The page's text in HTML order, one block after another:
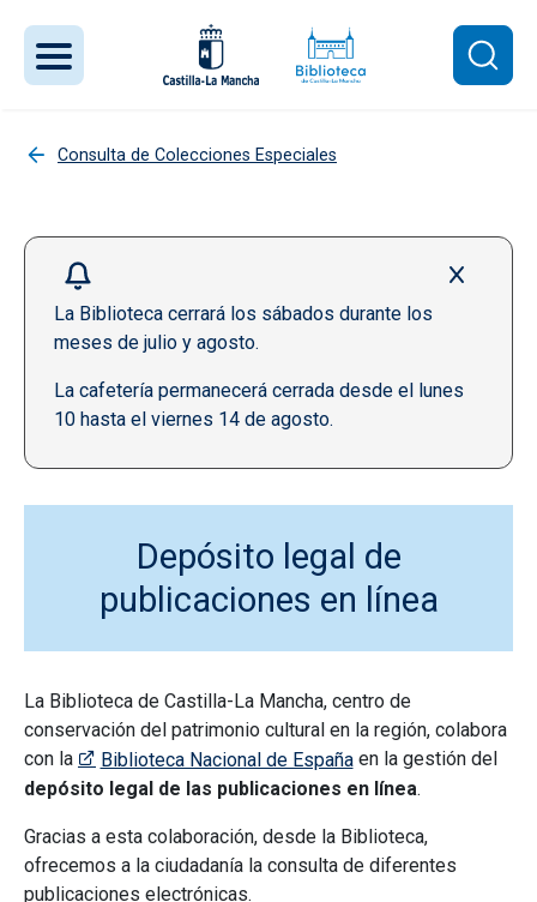
Consulta de Colecciones Especiales
La Biblioteca cerrará los sábados durante los
meses de julio y agosto.
La cafetería permanecerá cerrada desde el lunes
10 hasta el viernes 14 de agosto.
Depósito legal de
publicaciones en línea
La Biblioteca de Castilla-La Mancha, centro de
conservación del patrimonio cultural en la región, colabora
con la
Biblioteca Nacional de Españaen la gestión del
depósito legal de las publicaciones en línea.
Gracias a esta colaboración, desde la Biblioteca,
ofrecemos a la ciudadanía la consulta de diferentes
publicaciones electrónicas.